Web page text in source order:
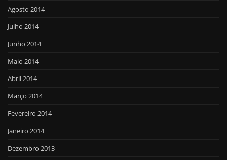
Agosto 2014
Julho 2014
Junho 2014
Maio 2014
Abril 2014
Março 2014
Fevereiro 2014
Janeiro 2014
Dezembro 2013